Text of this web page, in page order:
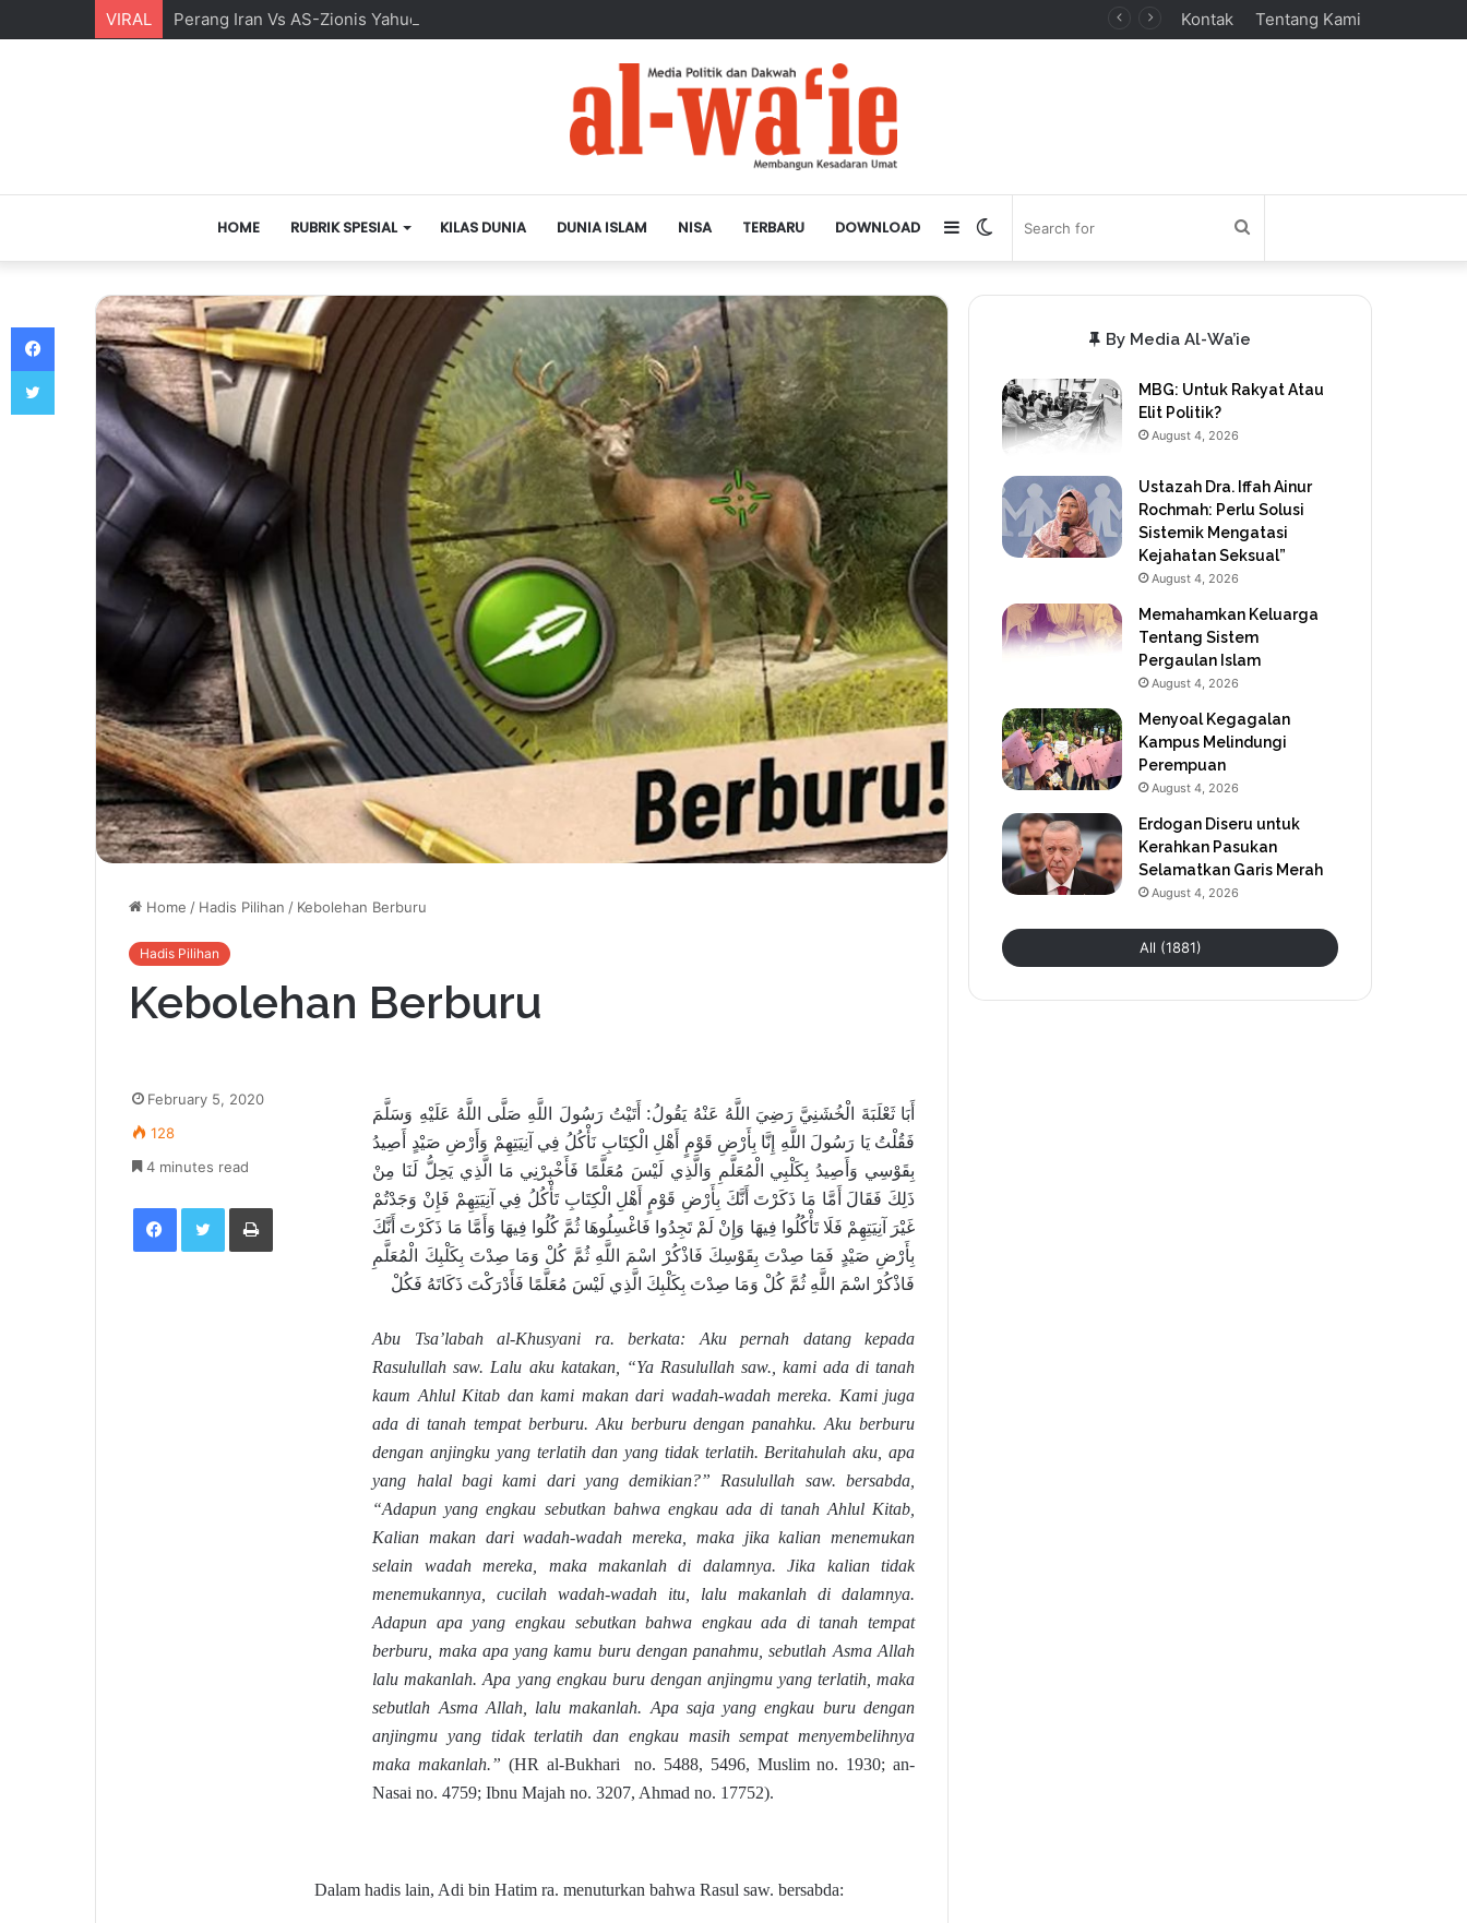
VIRAL Perang Iran Vs AS-Zionis Yahudi dan Masa Depan Dunia Islam Kontak Tentang Kami
HOME RUBRIK SPESIAL KILAS DUNIA DUNIA ISLAM NISA TERBARU DOWNLOAD
for
Switch
skin
Sidebar
Home / Hadis Pilihan / Kebolehan Berburu
Hadis Pilihan
Kebolehan Berburu
أَبَا ثَعْلَبَةَ الْخُشَنِيَّ رَضِيَ اللَّهُ عَنْهُ يَقُولُ: أَتَيْتُ رَسُولَ اللَّهِ صَلَّى اللَّهُ عَلَيْهِ وَسَلَّمَ
فَقُلْتُ يَا رَسُولَ اللَّهِ إِنَّا بِأَرْضِ قَوْمٍ أَهْلِ الْكِتَابِ نَأْكُلُ فِي آنِيَتِهِمْ وَأَرْضِ صَيْدٍ أَصِيدُ
بِقَوْسِي وَأَصِيدُ بِكَلْبِي الْمُعَلَّمِ وَالَّذِي لَيْسَ مُعَلَّمًا فَأَخْبِرْنِي مَا الَّذِي يَحِلُّ لَنَا مِنْ
ذَلِكَ فَقَالَ أَمَّا مَا ذَكَرْتَ أَنَّكَ بِأَرْضِ قَوْمٍ أَهْلِ الْكِتَابِ تَأْكُلُ فِي آنِيَتِهِمْ فَإِنْ وَجَدْتُمْ
غَيْرَ آنِيَتِهِمْ فَلَا تَأْكُلُوا فِيهَا وَإِنْ لَمْ تَجِدُوا فَاغْسِلُوهَا ثُمَّ كُلُوا فِيهَا وَأَمَّا مَا ذَكَرْتَ أَنَّكَ
بِأَرْضِ صَيْدٍ فَمَا صِدْتَ بِقَوْسِكَ فَاذْكُرْ اسْمَ اللَّهِ ثُمَّ كُلْ وَمَا صِدْتَ بِكَلْبِكَ الْمُعَلَّمِ
فَاذْكُرْ اسْمَ اللَّهِ ثُمَّ كُلْ وَمَا صِدْتَ بِكَلْبِكَ الَّذِي لَيْسَ مُعَلَّمًا فَأَدْرَكْتَ ذَكَاتَهُ فَكُلْ
Abu Tsa’labah al-Khusyani ra. berkata: Aku pernah datang kepada
Rasulullah saw. Lalu aku katakan, “Ya Rasulullah saw., kami ada di tanah
kaum Ahlul Kitab dan kami makan dari wadah-wadah mereka. Kami juga
ada di tanah tempat berburu. Aku berburu dengan panahku. Aku berburu
dengan anjingku yang terlatih dan yang tidak terlatih. Beritahulah aku, apa
yang halal bagi kami dari yang demikian?” Rasulullah saw. bersabda,
“Adapun yang engkau sebutkan bahwa engkau ada di tanah Ahlul Kitab,
Kalian makan dari wadah-wadah mereka, maka jika kalian menemukan
selain wadah mereka, maka makanlah di dalamnya. Jika kalian tidak
menemukannya, cucilah wadah-wadah itu, lalu makanlah di dalamnya.
Adapun apa yang engkau sebutkan bahwa engkau ada di tanah tempat
berburu, maka apa yang kamu buru dengan panahmu, sebutlah Asma Allah
lalu makanlah. Apa yang engkau buru dengan anjingmu yang terlatih, maka
sebutlah Asma Allah, lalu makanlah. Apa saja yang engkau buru dengan
anjingmu yang tidak terlatih dan engkau masih sempat menyembelihnya
maka makanlah.” (HR al-Bukhari no. 5488, 5496, Muslim no. 1930; an-
Nasai no. 4759; Ibnu Majah no. 3207, Ahmad no. 17752).
Dalam hadis lain, Adi bin Hatim ra. menuturkan bahwa Rasul saw. bersabda:
February 5, 2020
128
4 minutes read
Facebook Twitter Print
By Media Al-Wa’ie
MBG: Untuk Rakyat Atau
Elit Politik?
August 4, 2026
Ustazah Dra. Iffah Ainur
Rochmah: Perlu Solusi
Sistemik Mengatasi
Kejahatan Seksual”
August 4, 2026
Memahamkan Keluarga
Tentang Sistem
Pergaulan Islam
August 4, 2026
Menyoal Kegagalan
Kampus Melindungi
Perempuan
August 4, 2026
Erdogan Diseru untuk
Kerahkan Pasukan
Selamatkan Garis Merah
August 4, 2026
All (1881)
Facebook
Twitter